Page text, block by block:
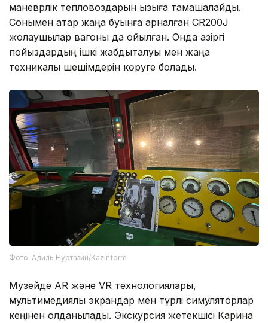
маневрлік тепловоздарын қызыға тамашалайды.
Сонымен қатар жаңа буынға арналған CR200J
жолаушылар вагоны да қойылған. Онда қазіргі
пойыздардың ішкі жабдықталуы мен жаңа
техникалық шешімдерін көруге болады.
Фото: Адиль Нуртазин/Kazinform
Музейде AR және VR технологиялары,
мультимедиялық экрандар мен түрлі симуляторлар
кеңінен қолданылады. Экскурсия жетекшісі Карина